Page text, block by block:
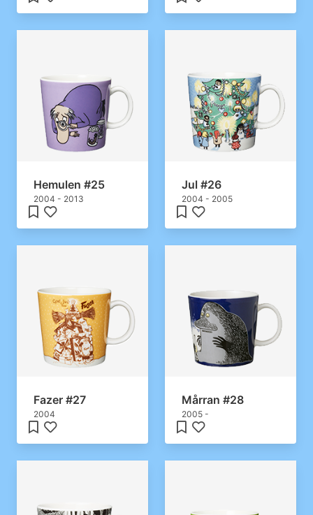
Hemulen #25
2004 - 2013
Jul #26
2004 - 2005
Fazer #27
2004
Mårran #28
2005 -